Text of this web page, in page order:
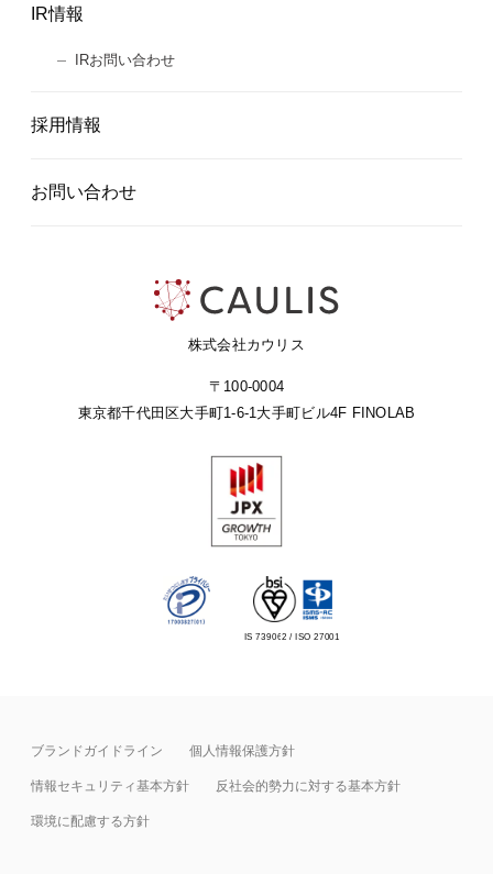
株式会社カウリス
〒100-0004
東京都千代田区大手町1-6-1 大手町ビル4F FINOLAB
IR情報
IRお問い合わせ
採用情報
お問い合わせ
IS 739062 / ISO 27001
ブランドガイドライン 個人情報保護方針
情報セキュリティ基本⽅針 反社会的勢力に対する基本方針
環境に配慮する方針